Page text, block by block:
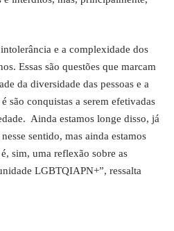
e a complexidade dos
Essas são questões que marcam
da diversidade das pessoas e a
são conquistas a serem efetivadas
Ainda estamos longe disso, já
sentido, mas ainda estamos
sim, uma reflexão sobre as
LGBTQIAPN+”, ressalta